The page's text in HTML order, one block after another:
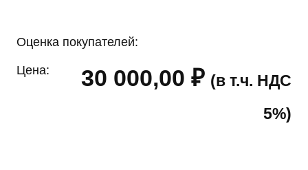
Оценка покупателей:
Цена: 30 000,00 ₽ (в т.ч. НДС
5%)